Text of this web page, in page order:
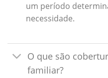
um período
necessidade.
O que são
familiar?